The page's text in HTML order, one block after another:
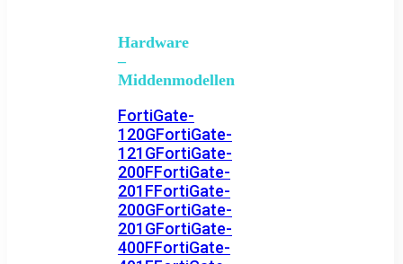
Hardware
–
Middenmodellen
FortiGate-
120GFortiGate-
121GFortiGate-
200FFortiGate-
201FFortiGate-
200GFortiGate-
201GFortiGate-
400FFortiGate-